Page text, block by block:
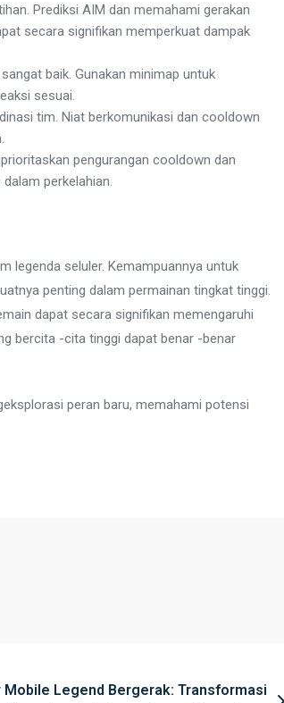
Prediksi AIM dan memahami gerakan
secara signifikan memperkuat dampak
baik. Gunakan minimap untuk
sesuai.
tim. Niat berkomunikasi dan cooldown
pengurangan cooldown dan
perkelahian.
legenda seluler. Kemampuannya untuk
penting dalam permainan tingkat tinggi.
dapat secara signifikan memengaruhi
bercita -cita tinggi dapat benar -benar
peran baru, memahami potensi
Mobile Legend Bergerak: Transformasi